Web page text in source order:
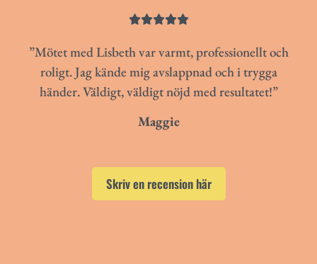

”Mötet med Lisbeth var varmt, professionellt och
roligt. Jag kände mig avslappnad och i trygga
händer. Väldigt, väldigt nöjd med resultatet!”
Maggie
Skriv en recension här